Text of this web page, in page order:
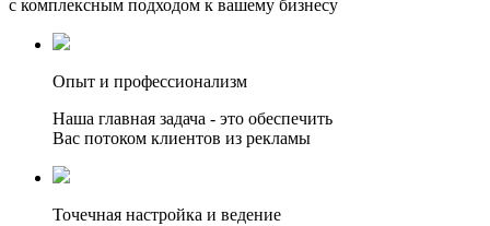
с комплексным подходом к вашему бизнесу
Опыт и профессионализм
Наша главная задача - это обеспечить
Вас потоком клиентов из рекламы
Точечная настройка и ведение